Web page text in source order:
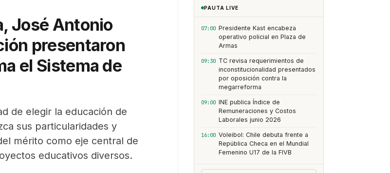
José Antonio
presentaron
el Sistema de
de elegir la educación de
sus particularidades y
mérito como eje central de
educativos diversos.
PAUTA LIVE
07:00 Presidente Kast encabeza
operativo policial en Plaza de
Armas
09:30 TC revisa requerimientos de
inconstitucionalidad presentados
por oposición contra la
megarreforma
09:00 INE publica Índice de
Remuneraciones y Costos
Laborales junio 2026
16:00 Voleibol: Chile debuta frente a
República Checa en el Mundial
Femenino U17 de la FIVB